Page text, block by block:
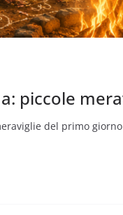
piccole
del primo